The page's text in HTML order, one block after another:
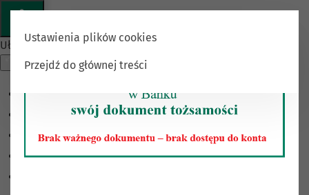
Ułatwienia dostępu
Monochromatyczny
Ciemny kontrast
Jasny kontrast
Ustawienia plików cookies
Przejdź do głównej treści